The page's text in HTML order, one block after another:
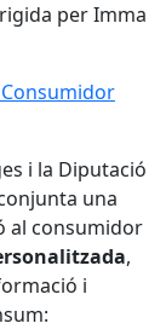
per Imma
i la Diputació
una
al consumidor
,
i